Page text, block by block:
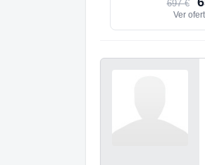
697 €
Ver